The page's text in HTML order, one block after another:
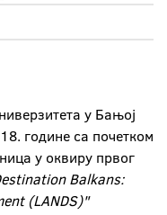
у Бањој
године са почетком
у оквиру првог
Balkans:
(LANDS)"